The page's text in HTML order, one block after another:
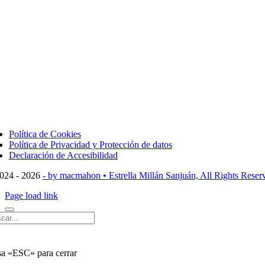
Política de Cookies
Política de Privacidad y Protección de datos
Declaración de Accesibilidad
- 2026 - by macmahon • Estrella Millán Sanjuán, All Rights
Page load link
«ESC» para cerrar